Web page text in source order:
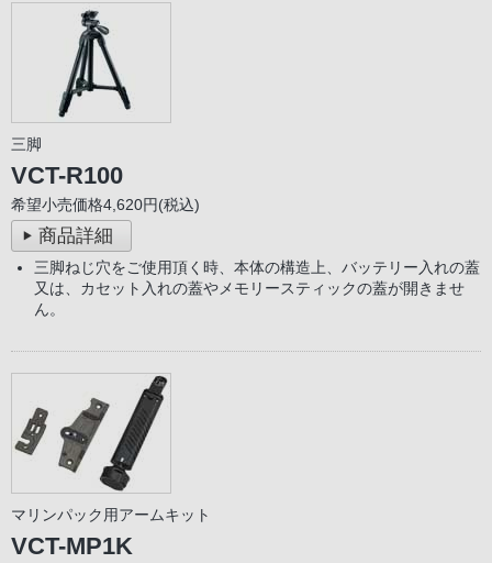
三脚
VCT-R100
希望小売価格4,620円(税込)
商品詳細
三脚ねじ穴をご使用頂く時、本体の構造上、バッテリー入れの蓋
又は、カセット入れの蓋やメモリースティックの蓋が開きませ
ん。
マリンパック用アームキット
VCT-MP1K